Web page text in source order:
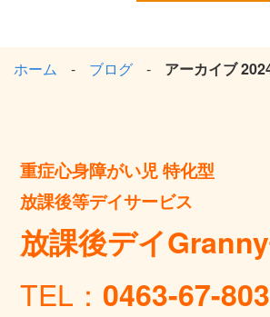
ホーム ブログ アーカイブ
重症心身障がい児 特化型
放課後等デイサービス
放課後デイ
TEL： 0463-67-